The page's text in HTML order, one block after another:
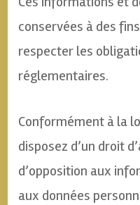
conservées à des
respecter les
réglementaires.
Conformément à la
disposez d’un droit
d’opposition aux
aux données